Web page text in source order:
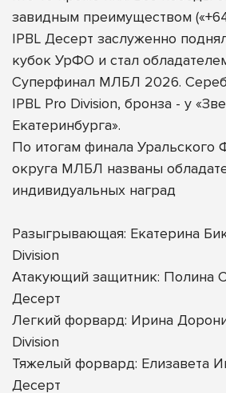
завидным преимуществом
IPBL Десерт заслуженно
кубок УрФО и стал
Суперфинал МЛБЛ 2026.
IPBL Pro Division, бронза - у
Екатеринбурга».
По итогам финала Уральского
округа МЛБЛ названы
индивидуальных наград
Разыгрывающая: Екатерина
Division
Атакующий защитник: Полина
Десерт
Легкий форвард: Ирина
Division
Тяжелый форвард: Елизавета
Десерт